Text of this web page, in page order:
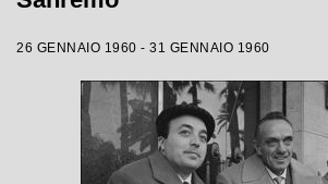
26 GENNAIO 1960 - 31 GENNAIO 1960